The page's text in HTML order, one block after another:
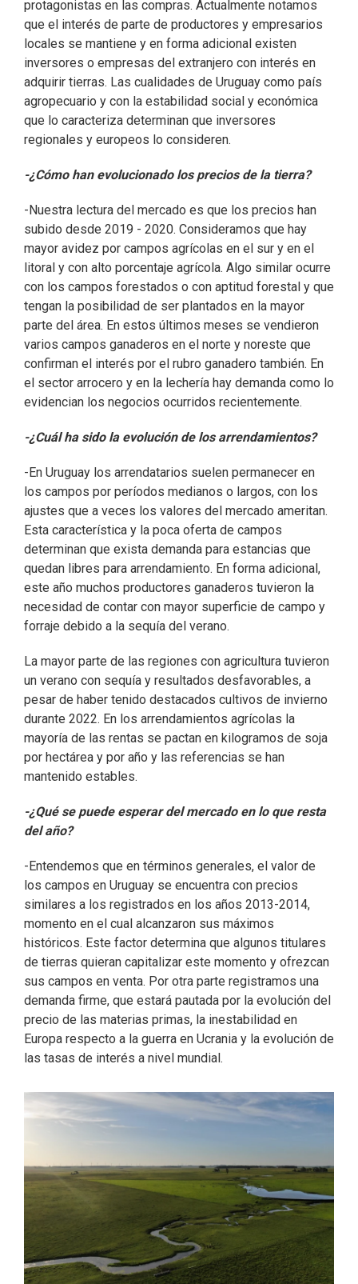
protagonistas en las compras. Actualmente notamos
que el interés de parte de productores y empresarios
locales se mantiene y en forma adicional existen
inversores o empresas del extranjero con interés en
adquirir tierras. Las cualidades de Uruguay como país
agropecuario y con la estabilidad social y económica
que lo caracteriza determinan que inversores
regionales y europeos lo consideren.
-¿Cómo han evolucionado los precios de la tierra?
-Nuestra lectura del mercado es que los precios han
subido desde 2019 - 2020. Consideramos que hay
mayor avidez por campos agrícolas en el sur y en el
litoral y con alto porcentaje agrícola. Algo similar ocurre
con los campos forestados o con aptitud forestal y que
tengan la posibilidad de ser plantados en la mayor
parte del área. En estos últimos meses se vendieron
varios campos ganaderos en el norte y noreste que
confirman el interés por el rubro ganadero también. En
el sector arrocero y en la lechería hay demanda como lo
evidencian los negocios ocurridos recientemente.
-¿Cuál ha sido la evolución de los arrendamientos?
-En Uruguay los arrendatarios suelen permanecer en
los campos por períodos medianos o largos, con los
ajustes que a veces los valores del mercado ameritan.
Esta característica y la poca oferta de campos
determinan que exista demanda para estancias que
quedan libres para arrendamiento. En forma adicional,
este año muchos productores ganaderos tuvieron la
necesidad de contar con mayor superficie de campo y
forraje debido a la sequía del verano.
La mayor parte de las regiones con agricultura tuvieron
un verano con sequía y resultados desfavorables, a
pesar de haber tenido destacados cultivos de invierno
durante 2022. En los arrendamientos agrícolas la
mayoría de las rentas se pactan en kilogramos de soja
por hectárea y por año y las referencias se han
mantenido estables.
-¿Qué se puede esperar del mercado en lo que resta
del año?
-Entendemos que en términos generales, el valor de
los campos en Uruguay se encuentra con precios
similares a los registrados en los años 2013-2014,
momento en el cual alcanzaron sus máximos
históricos. Este factor determina que algunos titulares
de tierras quieran capitalizar este momento y ofrezcan
sus campos en venta. Por otra parte registramos una
demanda firme, que estará pautada por la evolución del
precio de las materias primas, la inestabilidad en
Europa respecto a la guerra en Ucrania y la evolución de
las tasas de interés a nivel mundial.